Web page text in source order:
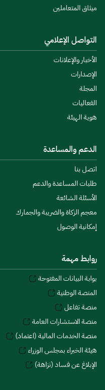
ميثاق المتعاملين
التواصل الإعلامي
الأخبار والإعلانات
الإصدارات
المجلة
الفعاليات
هوية الهيئة
الدعم والمساعدة
اتصل بنا
طلبات المساعدة والدعم
الأسئلة الشائعة
معجم الزكاة والضريبة والجمارك
إمكانية الوصول
روابط مهمة
بوابة البيانات المفتوحة
المنصة الوطنية
منصة تفاعل
منصة الاستشارات العامة
منصة الخدمات المالية (اعتماد)
هيئة الخبراء بمجلس الوزراء
الإبلاغ عن فساد (نزاهة)